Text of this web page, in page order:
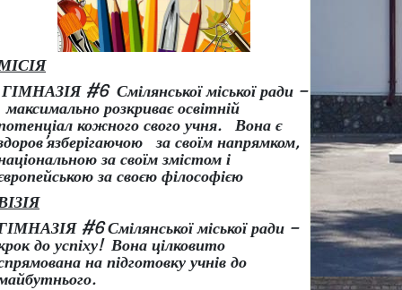
ГІМНАЗІЯ #6 Смілянської міської ради –
розкриває освітній
кожного свого учня.
Вона є
’язберігаючою за своїм напрямком,
за своїм змістом і
за своєю філософією
#6 Смілянської міської ради –
до успіху! Вона цілковито
на підготовку учнів до